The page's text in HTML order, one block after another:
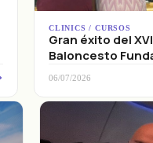
CLINICS / CURSOS
Gran éxito del
Baloncesto
06/07/2026